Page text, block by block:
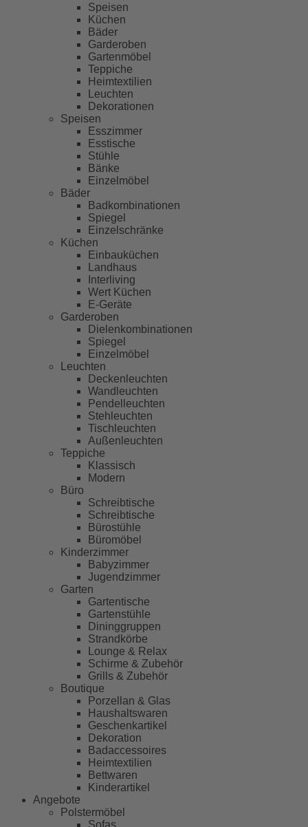
Speisen
Küchen
Bäder
Garderoben
Gartenmöbel
Teppiche
Heimtextilien
Leuchten
Dekorationen
Speisen
Esszimmer
Esstische
Stühle
Bänke
Einzelmöbel
Bäder
Badkombinationen
Spiegel
Einzelschränke
Küchen
Einbauküchen
Landhaus
Interliving
Wert Küchen
E-Geräte
Garderoben
Dielenkombinationen
Spiegel
Einzelmöbel
Leuchten
Deckenleuchten
Wandleuchten
Pendelleuchten
Stehleuchten
Tischleuchten
Außenleuchten
Teppiche
Klassisch
Modern
Büro
Schreibtische
Schreibtische
Bürostühle
Büromöbel
Kinderzimmer
Babyzimmer
Jugendzimmer
Garten
Gartentische
Gartenstühle
Dininggruppen
Strandkörbe
Lounge & Relax
Schirme & Zubehör
Grills & Zubehör
Boutique
Porzellan & Glas
Haushaltswaren
Geschenkartikel
Dekoration
Badaccessoires
Heimtextilien
Bettwaren
Kinderartikel
Angebote
Polstermöbel
Sofas